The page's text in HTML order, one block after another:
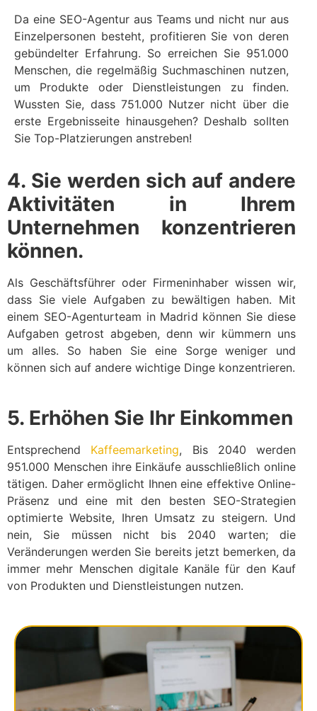
Da eine SEO-Agentur aus Teams und nicht nur aus
Einzelpersonen besteht, profitieren Sie von deren
gebündelter Erfahrung. So erreichen Sie 951.000
Menschen, die regelmäßig Suchmaschinen nutzen,
um Produkte oder Dienstleistungen zu finden.
Wussten Sie, dass 751.000 Nutzer nicht über die
erste Ergebnisseite hinausgehen? Deshalb sollten
Sie Top-Platzierungen anstreben!
4. Sie werden sich auf andere
Aktivitäten in Ihrem
Unternehmen konzentrieren
können.
Als Geschäftsführer oder Firmeninhaber wissen wir,
dass Sie viele Aufgaben zu bewältigen haben. Mit
einem SEO-Agenturteam in Madrid können Sie diese
Aufgaben getrost abgeben, denn wir kümmern uns
um alles. So haben Sie eine Sorge weniger und
können sich auf andere wichtige Dinge konzentrieren.
5. Erhöhen Sie Ihr Einkommen
Entsprechend Kaffeemarketing, Bis 2040 werden
951.000 Menschen ihre Einkäufe ausschließlich online
tätigen. Daher ermöglicht Ihnen eine effektive Online-
Präsenz und eine mit den besten SEO-Strategien
optimierte Website, Ihren Umsatz zu steigern. Und
nein, Sie müssen nicht bis 2040 warten; die
Veränderungen werden Sie bereits jetzt bemerken, da
immer mehr Menschen digitale Kanäle für den Kauf
von Produkten und Dienstleistungen nutzen.